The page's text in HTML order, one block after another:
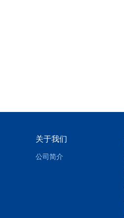
关于我们
公司简介